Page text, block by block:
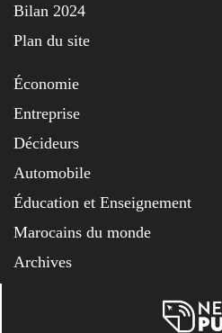
Bilan 2024
Plan du site
Économie
Entreprise
Décideurs
Automobile
Éducation et Enseignement
Marocains du monde
Archives